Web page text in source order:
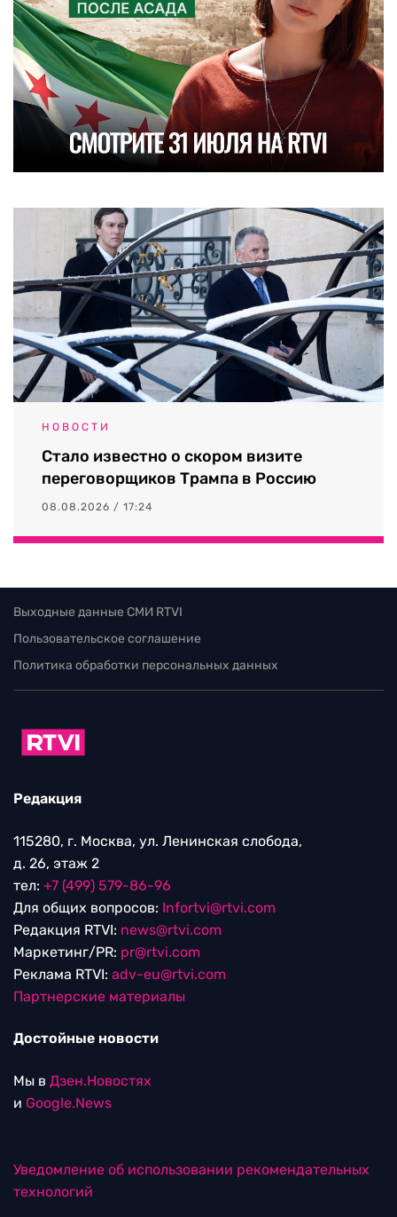
НОВОСТИ
Стало известно о скором визите
переговорщиков Трампа в Россию
08.08.2026 / 17:24
Выходные данные СМИ RTVI
Пользовательское соглашение
Политика обработки персональных данных
Редакция
115280, г. Москва, ул. Ленинская слобода,
д. 26, этаж 2
тел: +7 (499) 579-86-96
Для общих вопросов: Infortvi@rtvi.com
Редакция RTVI: news@rtvi.com
Маркетинг/PR: pr@rtvi.com
Реклама RTVI: adv-eu@rtvi.com
Партнерские материалы
Достойные новости
Мы в Дзен.Новостях
и Google.News
Уведомление об использовании рекомендательных
технологий